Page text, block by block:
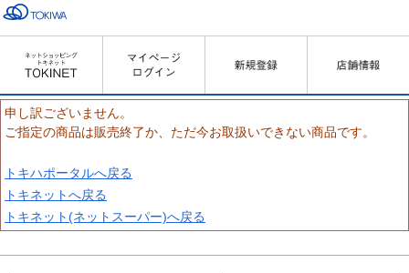
申し訳ございません。
ご指定の商品は販売終了か、ただ今お取扱いできない商品です。
トキハポータルへ戻る
トキネットへ戻る
トキネット(ネットスーパー)へ戻る